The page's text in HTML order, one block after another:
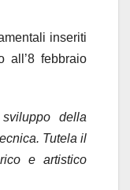
inseriti
all’8 febbraio
della
Tutela il
e artistico